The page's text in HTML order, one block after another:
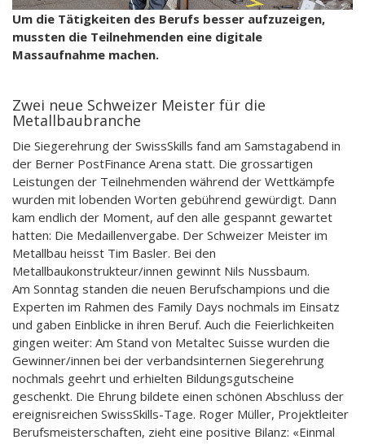
Um die Tätigkeiten des Berufs besser aufzuzeigen,
mussten die Teilnehmenden eine digitale
Massaufnahme machen.
Zwei neue Schweizer Meister für die
Metallbaubranche
Die Siegerehrung der SwissSkills fand am Samstagabend in
der Berner PostFinance Arena statt. Die grossartigen
Leistungen der Teilnehmenden während der Wettkämpfe
wurden mit lobenden Worten gebührend gewürdigt. Dann
kam endlich der Moment, auf den alle gespannt gewartet
hatten: Die Medaillenvergabe. Der Schweizer Meister im
Metallbau heisst Tim Basler. Bei den
Metallbaukonstrukteur/innen gewinnt Nils Nussbaum.
Am Sonntag standen die neuen Berufschampions und die
Experten im Rahmen des Family Days nochmals im Einsatz
und gaben Einblicke in ihren Beruf. Auch die Feierlichkeiten
gingen weiter: Am Stand von Metaltec Suisse wurden die
Gewinner/innen bei der verbandsinternen Siegerehrung
nochmals geehrt und erhielten Bildungsgutscheine
geschenkt. Die Ehrung bildete einen schönen Abschluss der
ereignisreichen SwissSkills-Tage. Roger Müller, Projektleiter
Berufsmeisterschaften, zieht eine positive Bilanz: «Einmal